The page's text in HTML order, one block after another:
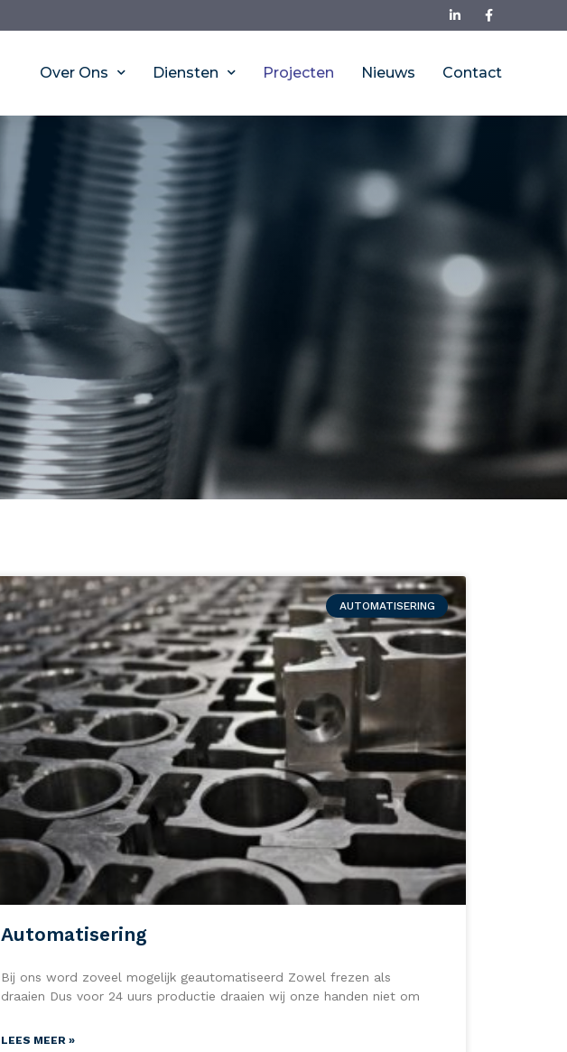
Over Ons Diensten Projecten Nieuws Contact
AUTOMATISERING
Automatisering
Bij ons word zoveel mogelijk geautomatiseerd Zowel frezen als
draaien Dus voor 24 uurs productie draaien wij onze handen niet om
LEES MEER »